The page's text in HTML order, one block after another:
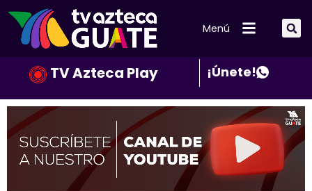
Menú
TV Azteca Play ¡Únete!